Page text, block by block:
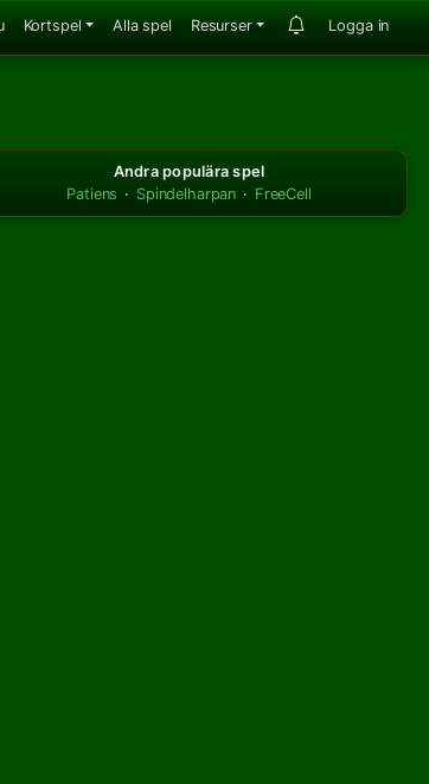
Kortspel Alla spel Resurser Logga in
Andra populära spel
Patiens · Spindelharpan · FreeCell